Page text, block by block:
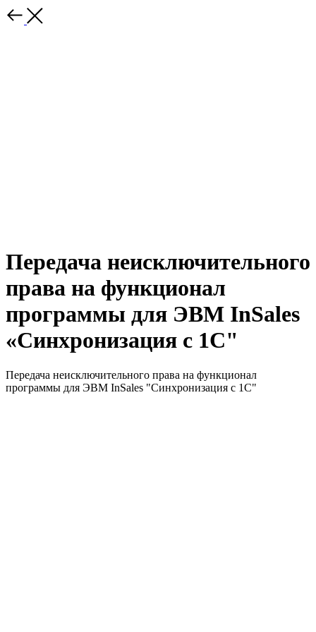
Передача неисключительного
права на функционал
программы для ЭВМ InSales
«Синхронизация с 1С"
Передача неисключительного права на функционал
программы для ЭВМ InSales "Синхронизация с 1С"